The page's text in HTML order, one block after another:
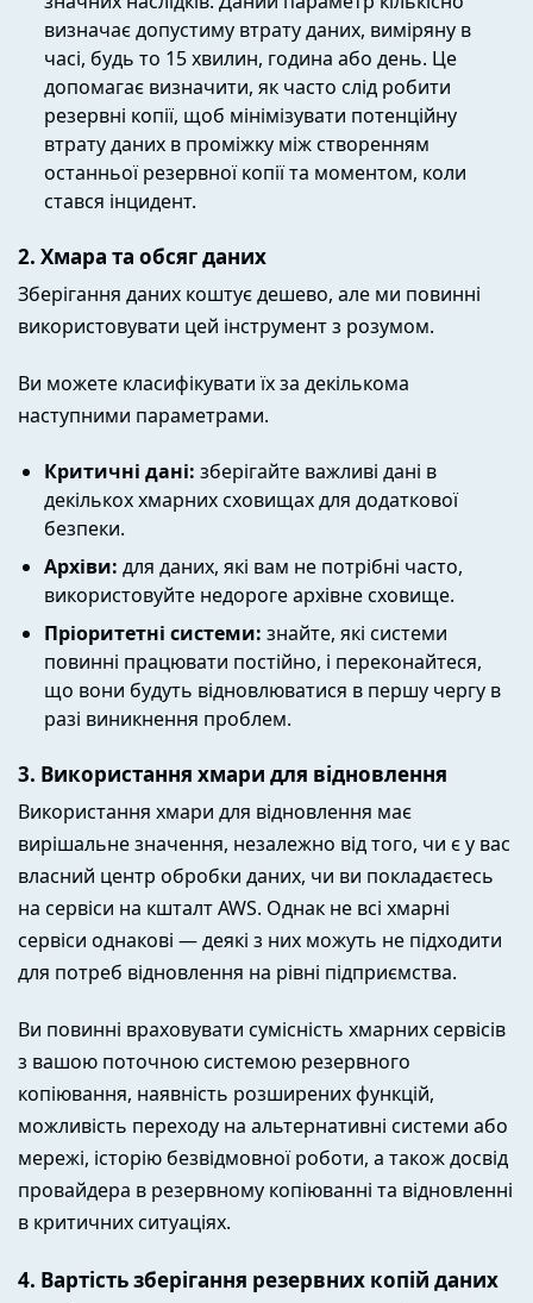
визначає допустиму втрату даних, виміряну в
часі, будь то 15 хвилин, година або день. Це
допомагає визначити, як часто слід робити
резервні копії, щоб мінімізувати потенційну
втрату даних в проміжку між створенням
останньої резервної копії та моментом, коли
стався інцидент.
2. Хмара та обсяг даних
Зберігання даних коштує дешево, але ми повинні
використовувати цей інструмент з розумом.
Ви можете класифікувати їх за декількома
наступними параметрами.
Критичні дані: зберігайте важливі дані в
декількох хмарних сховищах для додаткової
безпеки.
Архіви: для даних, які вам не потрібні часто,
використовуйте недороге архівне сховище.
Пріоритетні системи:знайте, які системи
повинні працювати постійно, і переконайтеся,
що вони будуть відновлюватися в першу чергу в
разі виникнення проблем.
3. Використання хмари для відновлення
Використання хмари для відновлення має
вирішальне значення, незалежно від того, чи є у вас
власний центр обробки даних, чи ви покладаєтесь
на сервіси на кшталт AWS. Однак не всі хмарні
сервіси однакові — деякі з них можуть не підходити
для потреб відновлення на рівні підприємства.
Ви повинні враховувати сумісність хмарних сервісів
з вашою поточною системою резервного
копіювання, наявність розширених функцій,
можливість переходу на альтернативні системи або
мережі, історію безвідмовної роботи, а також досвід
провайдера в резервному копіюванні та відновленні
в критичних ситуаціях.
4. Вартість зберігання резервних копій даних